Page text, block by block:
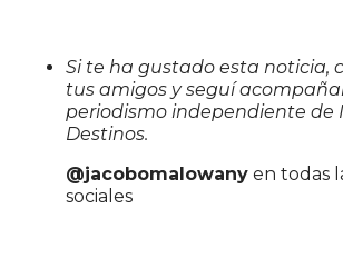
Si te ha gustado esta noticia,
tus amigos y seguí
periodismo independiente de
Destinos.
@jacobomalowany en todas
sociales